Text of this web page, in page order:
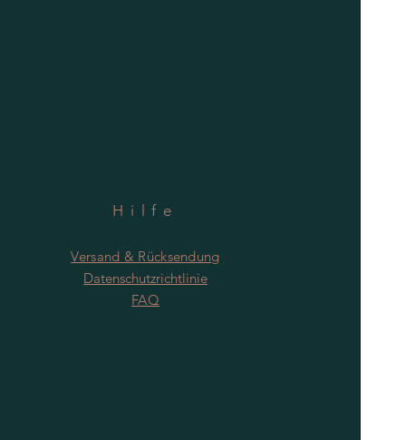
Hilfe
Versand & Rücksendung
Datenschutzrichtlinie
FAQ